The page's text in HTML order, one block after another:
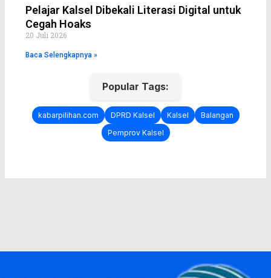
Pelajar Kalsel Dibekali Literasi Digital untuk
Cegah Hoaks
20 Juli 2026
Baca Selengkapnya »
Popular Tags:
kabarpilihan.com DPRD Kalsel Kalsel
Balangan
Pemprov Kalsel